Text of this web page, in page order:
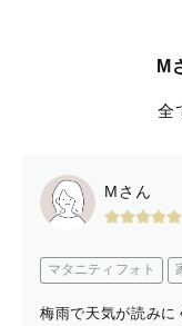
M
全
Mさん
マタニティフォト
梅雨で天気が読みに